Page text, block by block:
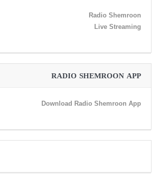
Radio Shemroon
Live Streaming
RADIO SHEMROON APP
Download Radio Shemroon App